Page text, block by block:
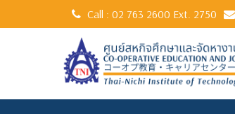
Call : 02 763 2600 Ext. 2750